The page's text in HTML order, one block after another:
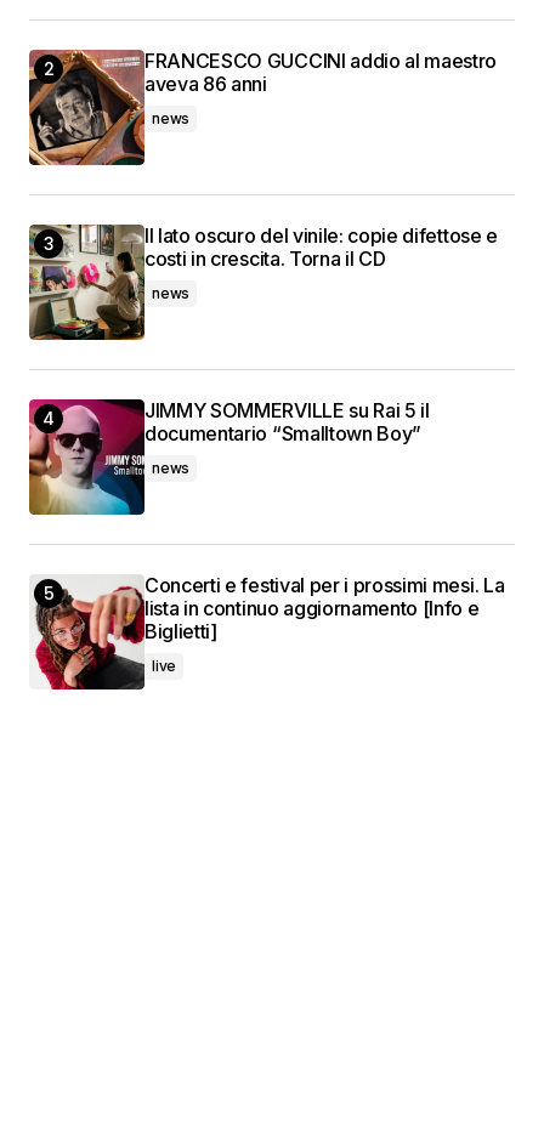
FRANCESCO GUCCINI addio al maestro
aveva 86 anni
news
Il lato oscuro del vinile: copie difettose e
costi in crescita. Torna il CD
news
JIMMY SOMMERVILLE su Rai 5 il
documentario “Smalltown Boy”
news
Concerti e festival per i prossimi mesi. La
lista in continuo aggiornamento [Info e
Biglietti]
live